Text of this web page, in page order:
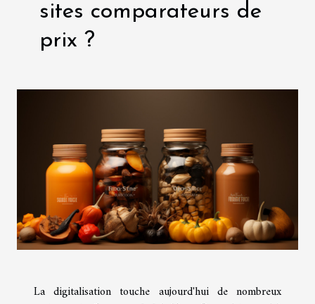
sites comparateurs de
prix ?
La digitalisation touche aujourd'hui de nombreux